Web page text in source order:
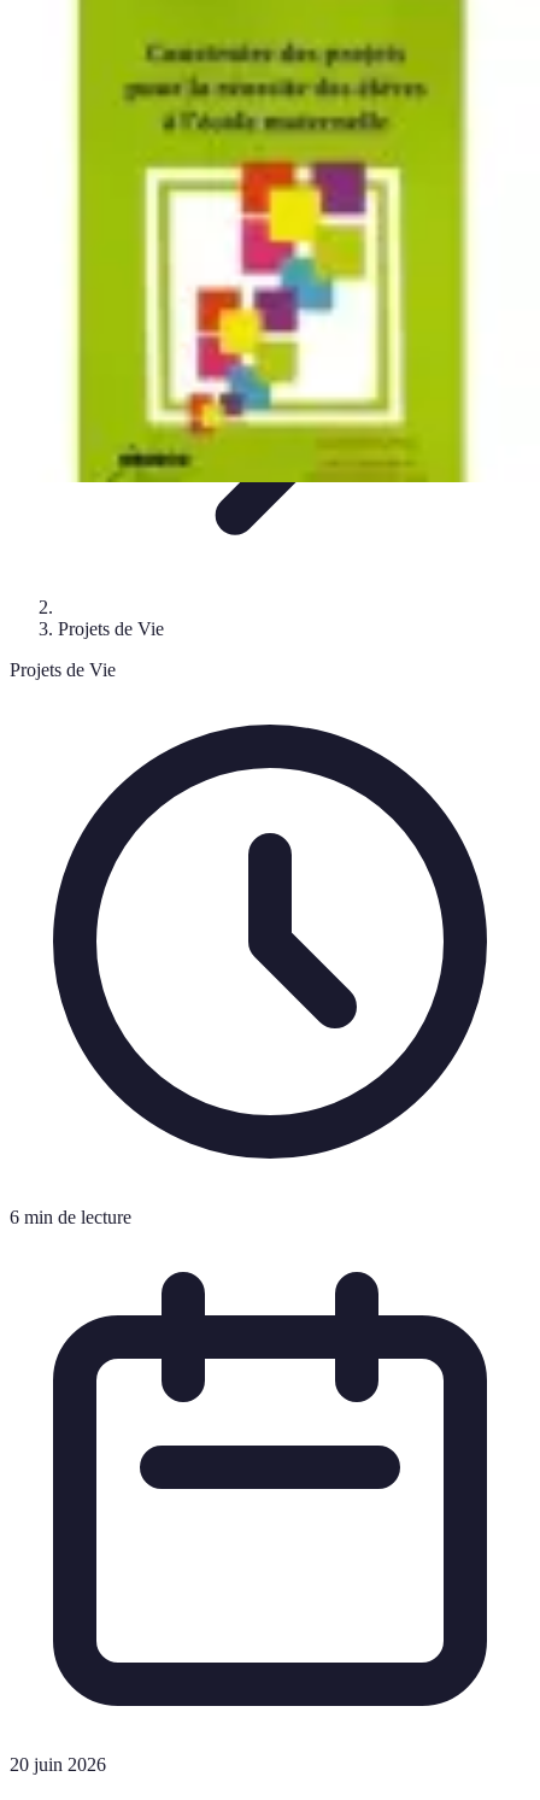
Planification et StratégieInspirationÉvaluation de Projet
Tendances
Projets Nouvelle Vie
Projets de Vie
Projets de Vie
6 min de lecture
20 juin 2026